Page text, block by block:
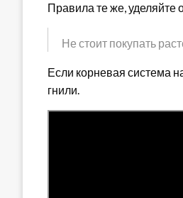
Правила те же, уделяйте
Не стоит покупать
Если корневая система
гнили.